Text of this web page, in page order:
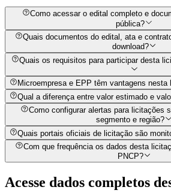
Como acessar o edital completo e
pública?
Quais documentos do edital, ata e
download?
Quais os requisitos para participar desta
Microempresa e EPP têm vantagens nesta
Qual a diferença entre valor estimado e
Como configurar alertas para licitações
segmento e região?
Quais portais oficiais de licitação são
Com que frequência os dados desta
PNCP?
Acesse dados completos